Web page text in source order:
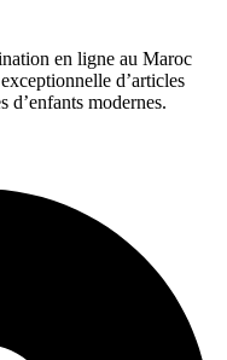
en ligne au Maroc
d’articles
d’enfants modernes.